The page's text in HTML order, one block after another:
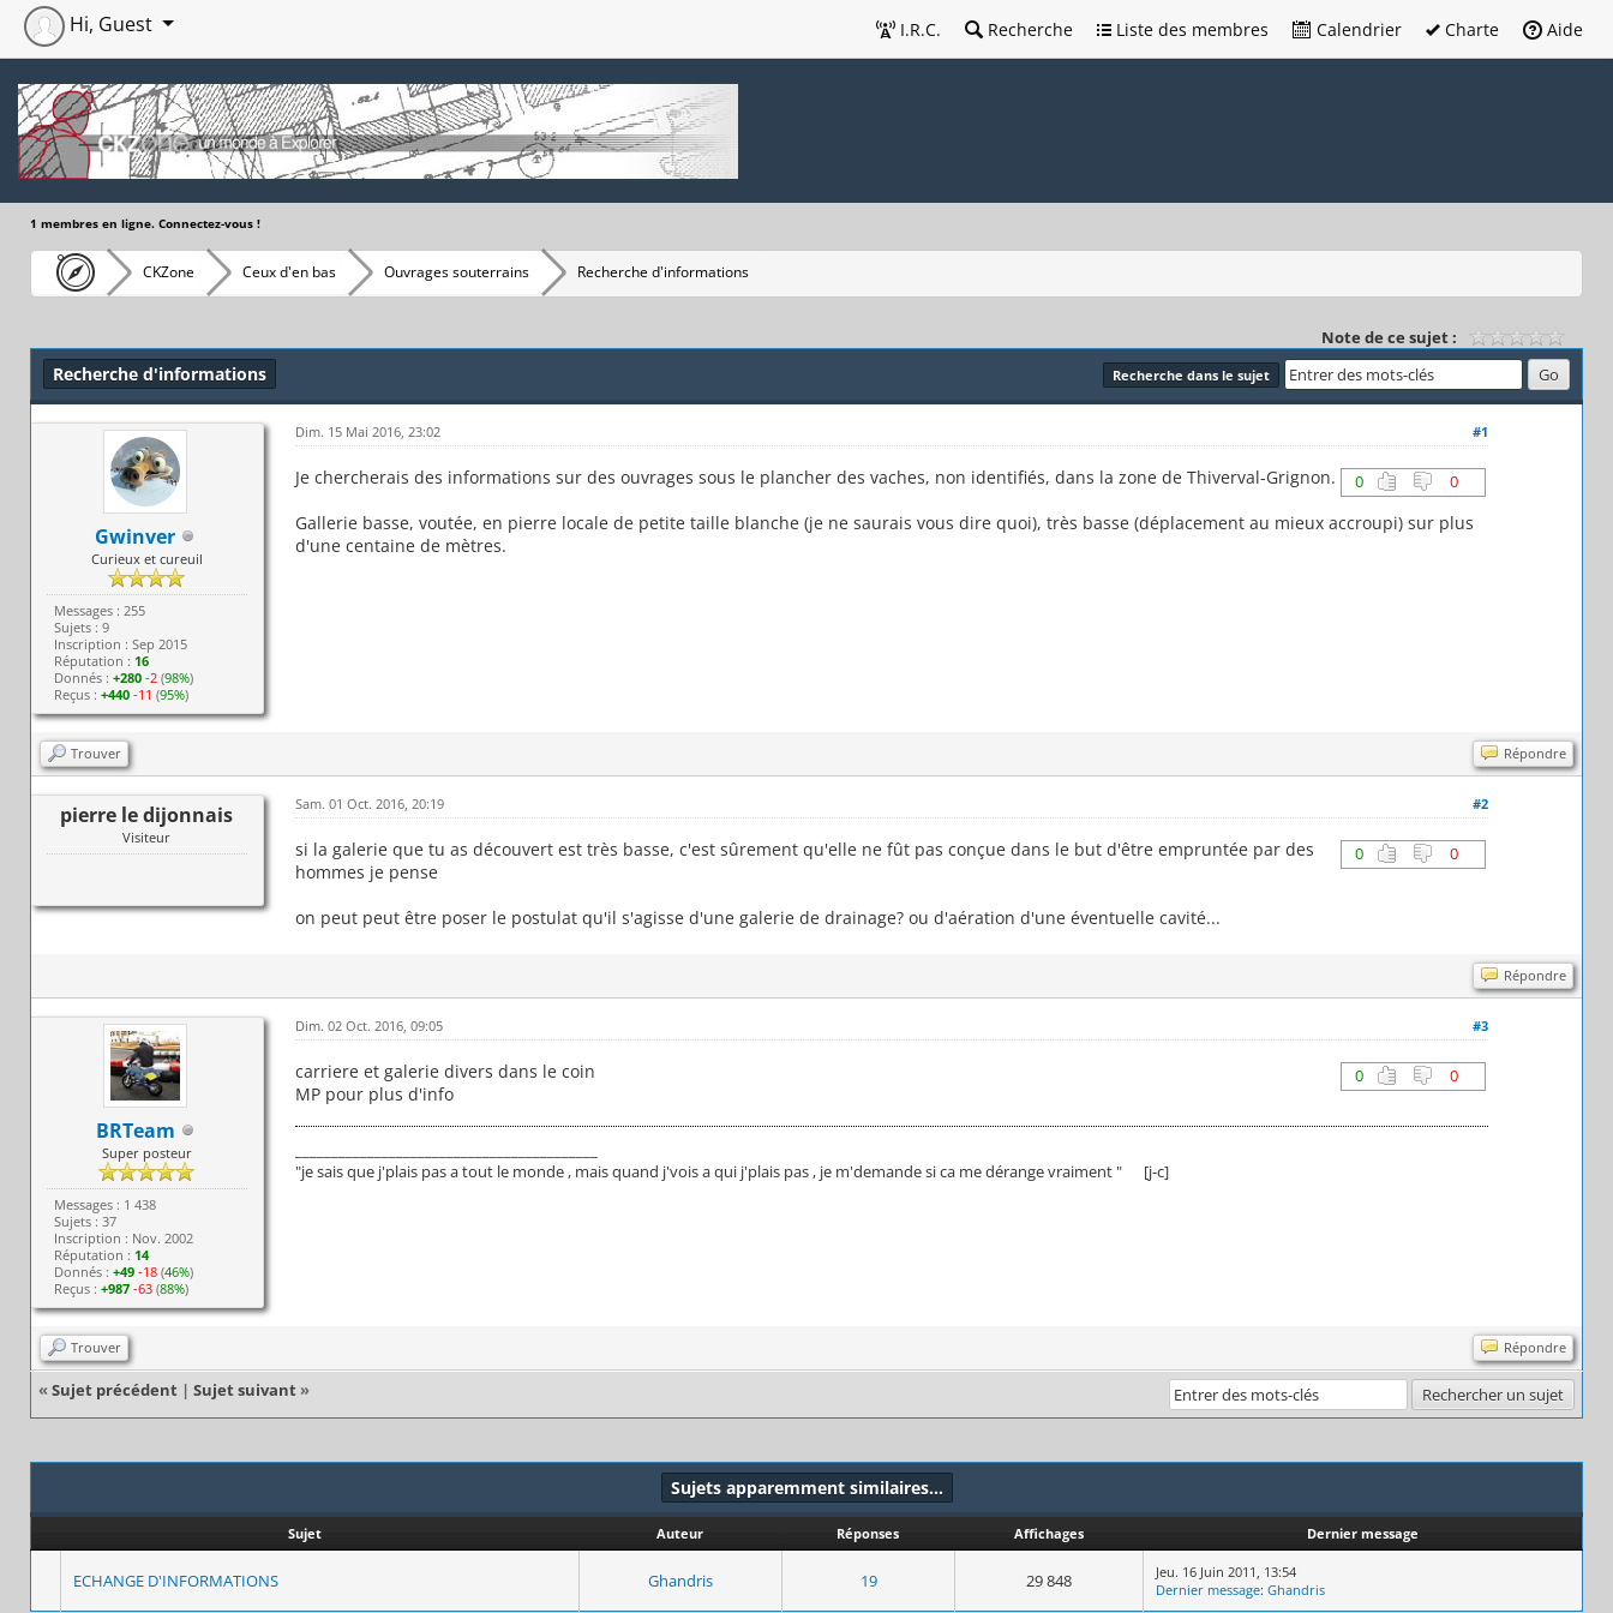
I.R.C. Recherche Liste des membres Calendrier Charte Aide
Hi, Guest
1 membres en ligne. Connectez-vous !
CKZone Ceux d'en bas Ouvrages souterrains Recherche d'informations
Note de ce sujet :
Recherche dans le sujet
Recherche d'informations
Gwinver
Curieux et cureuil
Messages : 255
Sujets : 9
Inscription : Sep 2015
Réputation : 16
Donnés : +280 -2(98%)
Reçus : +440 -11 (95%)
#1
Dim. 15 Mai 2016, 23:02
0 0
Je chercherais des informations sur des ouvrages sous le plancher des vaches, non identifiés, dans la zone de Thiverval-Grignon.
Gallerie basse, voutée, en pierre locale de petite taille blanche (je ne saurais vous dire quoi), très basse (déplacement au mieux accroupi) sur plus
d'une centaine de mètres.
Trouver Répondre
pierre le dijonnais
Visiteur
#2
Sam. 01 Oct. 2016, 20:19
0 0
si la galerie que tu as découvert est très basse, c'est sûrement qu'elle ne fût pas conçue dans le but d'être empruntée par des
hommes je pense
on peut peut être poser le postulat qu'il s'agisse d'une galerie de drainage? ou d'aération d'une éventuelle cavité...
Répondre
BRTeam
Super posteur
Messages : 1 438
Sujets : 37
Inscription : Nov. 2002
Réputation : 14
Donnés : +49 -18(46%)
Reçus : +987 -63(88%)
#3
Dim. 02 Oct. 2016, 09:05
0 0
carriere et galerie divers dans le coin
MP pour plus d'info
"je sais que j'plais pas a tout le monde , mais quand j'vois a qui j'plais pas , je m'demande si ca me dérange vraiment " [j-c]
Trouver Répondre
« Sujet précédent | Sujet suivant »
Sujets apparemment similaires…
Sujet Auteur Réponses Affichages Dernier message
ECHANGE D'INFORMATIONS Ghandris 19 29 848
Jeu. 16 Juin 2011, 13:54
Dernier message: Ghandris